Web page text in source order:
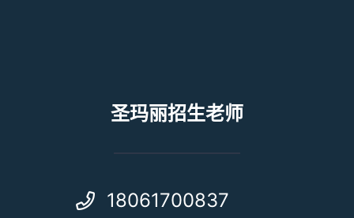
圣玛丽招生老师
18061700837